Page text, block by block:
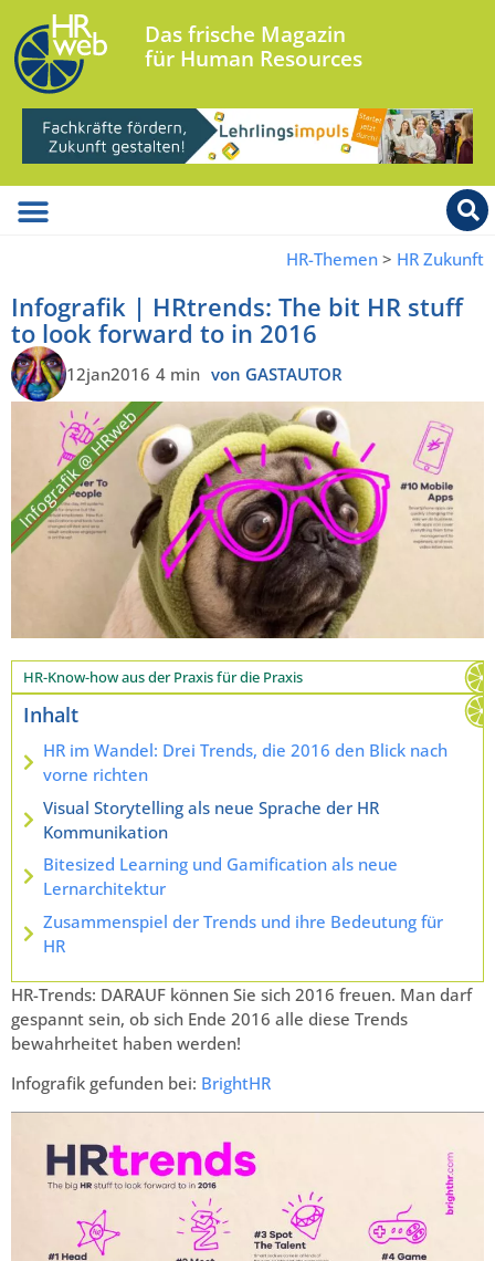
Das frische Magazin
für Human Resources
HR-Themen > HR Zukunft
Infografik | HRtrends: The bit HR stuff
to look forward to in 2016
12jan2016 4 min von GASTAUTOR
HR-Know-how aus der Praxis für die Praxis
Inhalt
HR im Wandel: Drei Trends, die 2016 den Blick nach
vorne richten
Visual Storytelling als neue Sprache der HR
Kommunikation
Bitesized Learning und Gamification als neue
Lernarchitektur
Zusammenspiel der Trends und ihre Bedeutung für
HR
HR-Trends: DARAUF können Sie sich 2016 freuen. Man darf
gespannt sein, ob sich Ende 2016 alle diese Trends
bewahrheitet haben werden!
Infografik gefunden bei: BrightHR